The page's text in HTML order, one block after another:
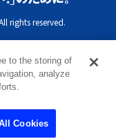
rights reserved.
to the storing of
analyze
Cookies